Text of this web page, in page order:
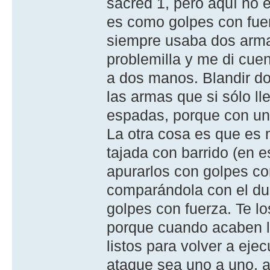
es como golpes con
siempre usaba dos
problemilla y me di
a dos manos. Blandir
las armas que si sólo
espadas, porque con
La otra cosa es que es
tajada con barrido (en
apurarlos con golpes
comparándola con el
golpes con fuerza. Te
porque cuando acaben
listos para volver a
ataque sea uno a uno,